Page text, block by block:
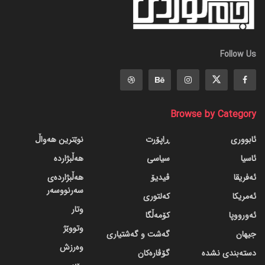
Follow Us
Browse by Category
ئابووری
ئاسیا
ئەفریقا
ئەمریکا
ئەورووپا
جیهان
دسته‌بندی نشده
ڕاپۆرت
سیاسی
ڤیدیۆ
کەلتوری
کۆمەڵگا
گه‌شت و گه‌شتیاری
گۆڤاره‌کان
نوێترین هەواڵ
هەڵبژاردە
هەڵبژاردەی
سەرنووسەر
وتار
وتووێژ
وەرزش